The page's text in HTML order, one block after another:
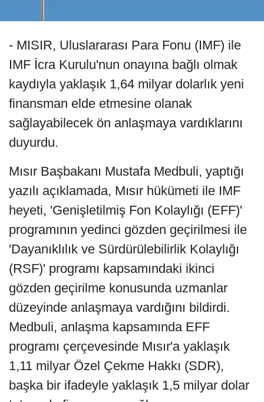
- MISIR, Uluslararası Para Fonu (IMF) ile
IMF İcra Kurulu'nun onayına bağlı olmak
kaydıyla yaklaşık 1,64 milyar dolarlık yeni
finansman elde etmesine olanak
sağlayabilecek ön anlaşmaya vardıklarını
duyurdu.
Mısır Başbakanı Mustafa Medbuli, yaptığı
yazılı açıklamada, Mısır hükümeti ile IMF
heyeti, 'Genişletilmiş Fon Kolaylığı (EFF)'
programının yedinci gözden geçirilmesi ile
'Dayanıklılık ve Sürdürülebilirlik Kolaylığı
(RSF)' programı kapsamındaki ikinci
gözden geçirilme konusunda uzmanlar
düzeyinde anlaşmaya vardığını bildirdi.
Medbuli, anlaşma kapsamında EFF
programı çerçevesinde Mısır'a yaklaşık
1,11 milyar Özel Çekme Hakkı (SDR),
başka bir ifadeyle yaklaşık 1,5 milyar dolar